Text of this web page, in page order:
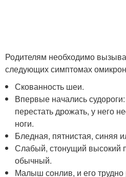
Родителям необходимо
следующих симптомах
Скованность шеи.
Впервые начались
перестать дрожать, у него
ноги.
Бледная, пятнистая, синяя
Слабый, стонущий высокий
обычный.
Малыш сонлив, и его трудно